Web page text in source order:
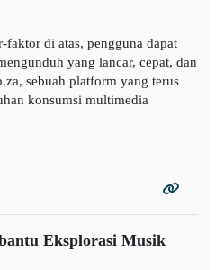
di atas, pengguna dapat
yang lancar, cepat, dan
sebuah platform yang terus
konsumsi multimedia
Eksplorasi Musik